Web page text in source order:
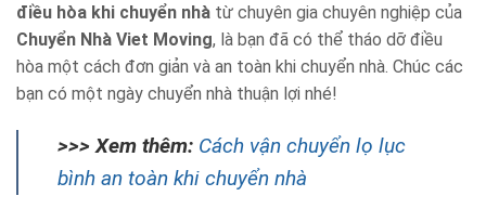
điều hòa khi chuyển nhà từ chuyên gia chuyên nghiệp của
Chuyển Nhà Viet Moving, là bạn đã có thể tháo dỡ điều
hòa một cách đơn giản và an toàn khi chuyển nhà. Chúc các
bạn có một ngày chuyển nhà thuận lợi nhé!
>>> Xem thêm: Cách vận chuyển lọ lục
bình an toàn khi chuyển nhà